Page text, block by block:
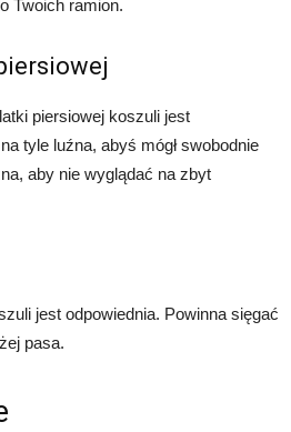
Twoich ramion.
piersiowej koszuli jest
tyle luźna, abyś mógł swobodnie
aby nie wyglądać na zbyt
jest odpowiednia. Powinna sięgać
pasa.